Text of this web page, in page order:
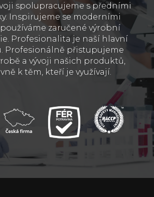
spolupracujeme s předními
Inspirujeme se moderními
zaručené výrobní
Profesionalita je naší hlavní
Profesionálně přistupujeme
a vývoji našich produktů,
k těm, kteří je využívají.